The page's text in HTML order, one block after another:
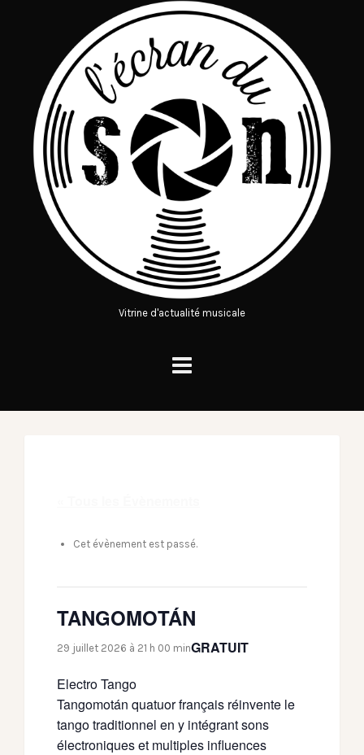
Vitrine d'actualité musicale
Cet évènement est passé.
TANGOMOTÁN
29 juillet 2026 à 21 h 00 minGRATUIT
Electro Tango
Tangomotán quatuor français réinvente le
tango traditionnel en y intégrant sons
électroniques et multiples influences